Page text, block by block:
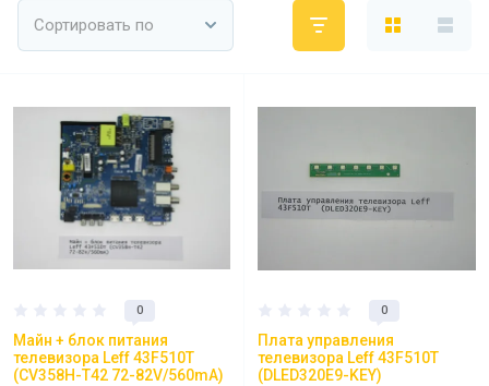
Сортировать по
0
Майн + блок питания
телевизора Leff 43F510T
(CV358H-T42 72-82V/560mA)
0
Плата управления
телевизора Leff 43F510T
(DLED320E9-KEY)